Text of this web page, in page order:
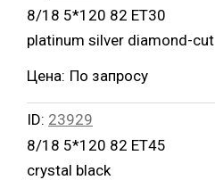
8/18 5*120 82 ET30
platinum silver diamond-cut
Цена: По запросу
ID: 23929
8/18 5*120 82 ET45
crystal black